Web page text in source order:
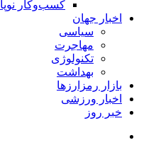
کسب‌وکار نوپا
اخبار جهان
سیاسی
مهاجرت
تکنولوژی
بهداشت
بازار رمزارزها
اخبار ورزشی
خبر روز